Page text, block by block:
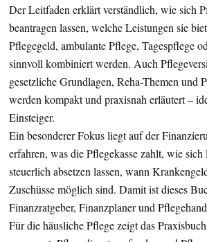
Der Leitfaden erklärt verständlich, wie sich
beantragen lassen, welche Leistungen sie
Pflegegeld, ambulante Pflege, Tagespflege
sinnvoll kombiniert werden. Auch
gesetzliche Grundlagen, Reha-Themen und
werden kompakt und praxisnah erläutert –
Einsteiger.
Ein besonderer Fokus liegt auf der
erfahren, was die Pflegekasse zahlt, wie sich
steuerlich absetzen lassen, wann
Zuschüsse möglich sind. Damit ist dieses
Finanzratgeber, Finanzplaner und
Für die häusliche Pflege zeigt das